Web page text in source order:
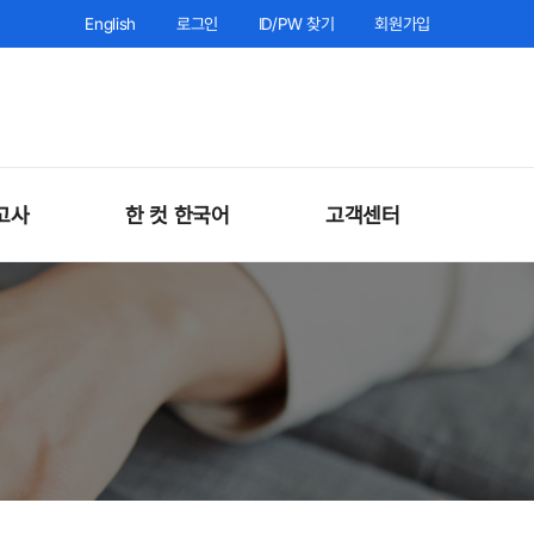
English 로그인 ID/PW 찾기 회원가입
사 한 컷 한국어 고객센터